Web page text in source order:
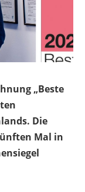
„Beste
Die
Mal in